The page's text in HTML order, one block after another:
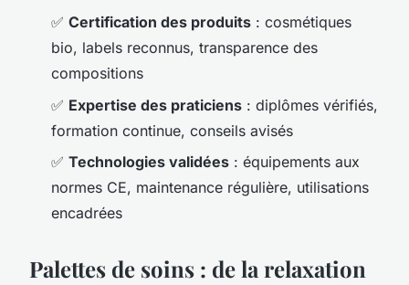
✅ Certification des produits : cosmétiques
bio, labels reconnus, transparence des
compositions
✅ Expertise des praticiens : diplômes vérifiés,
formation continue, conseils avisés
✅ Technologies validées : équipements aux
normes CE, maintenance régulière, utilisations
encadrées
Palettes de soins : de la relaxation